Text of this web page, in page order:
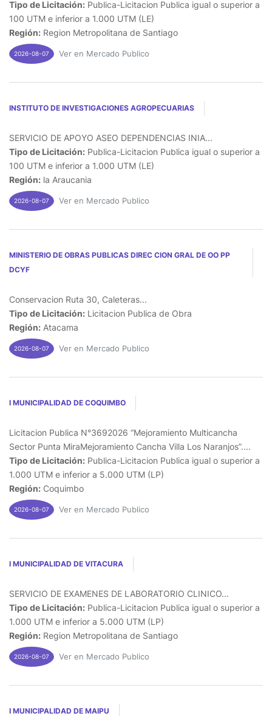
Tipo de Licitación: Publica-Licitacion Publica igual o superior a
100 UTM e inferior a 1.000 UTM (LE)
Región: Region Metropolitana de Santiago
2026-08-07 Ver en Mercado Publico
INSTITUTO DE INVESTIGACIONES AGROPECUARIAS
SERVICIO DE APOYO ASEO DEPENDENCIAS INIA...
Tipo de Licitación: Publica-Licitacion Publica igual o superior a
100 UTM e inferior a 1.000 UTM (LE)
Región: la Araucania
2026-08-07 Ver en Mercado Publico
MINISTERIO DE OBRAS PUBLICAS DIREC CION GRAL DE OO PP
DCYF
Conservacion Ruta 30, Caleteras...
Tipo de Licitación: Licitacion Publica de Obra
Región: Atacama
2026-08-07 Ver en Mercado Publico
I MUNICIPALIDAD DE COQUIMBO
Licitacion Publica N°3692026 “Mejoramiento Multicancha
Sector Punta MiraMejoramiento Cancha Villa Los Naranjos”....
Tipo de Licitación: Publica-Licitacion Publica igual o superior a
1.000 UTM e inferior a 5.000 UTM (LP)
Región: Coquimbo
2026-08-07 Ver en Mercado Publico
I MUNICIPALIDAD DE VITACURA
SERVICIO DE EXAMENES DE LABORATORIO CLINICO...
Tipo de Licitación: Publica-Licitacion Publica igual o superior a
1.000 UTM e inferior a 5.000 UTM (LP)
Región: Region Metropolitana de Santiago
2026-08-07 Ver en Mercado Publico
I MUNICIPALIDAD DE MAIPU